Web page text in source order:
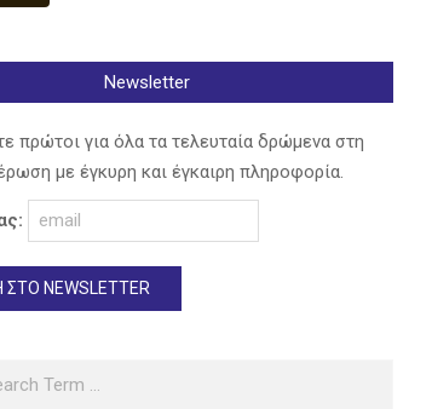
Newsletter
πρώτοι για όλα τα τελευταία δρώμενα στη
με έγκυρη και έγκαιρη πληροφορία.